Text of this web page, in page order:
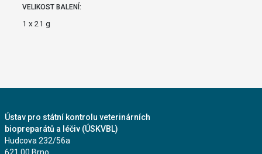
VELIKOST BALENÍ:
1 x 21 g
Ústav pro státní kontrolu veterinárních
biopreparátů a léčiv (ÚSKVBL)
Hudcova 232/56a